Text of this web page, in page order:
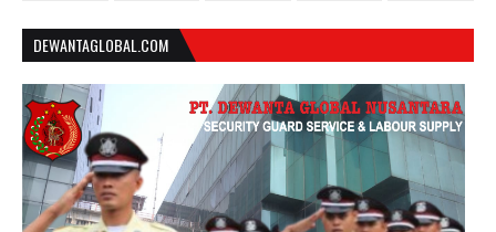
DEWANTAGLOBAL.COM